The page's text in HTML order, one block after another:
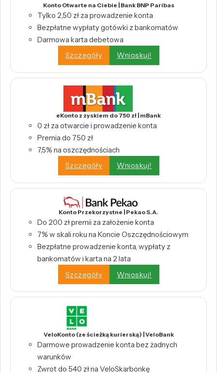
Konto Otwarte na Ciebie | Bank BNP Paribas
Tylko 2,50 zł za prowadzenie konta
Bezpłatne wypłaty gotówki z bankomatów
Darmowa karta debetowa
Szczegóły
Wnioskuj!
eKonto z zyskiem do 750 zł | mBank
0 zł za otwarcie i prowadzenie konta
Premia do 750 zł
7,5% na oszczędnościach
Szczegóły
Wnioskuj!
Konto Przekorzystne | Pekao S.A.
Do 200 zł premii za założenie konta
7% w skali roku na Koncie Oszczędnościowym
Bezpłatne prowadzenie konta, wypłaty z
bankomatów i karta na 2 lata
Szczegóły
Wnioskuj!
VeloKonto (ze ścieżką kurierską) | VeloBank
Darmowe prowadzenie konta bez żadnych
warunków
Zwrot do 540 zł na VeloSkarbonkę